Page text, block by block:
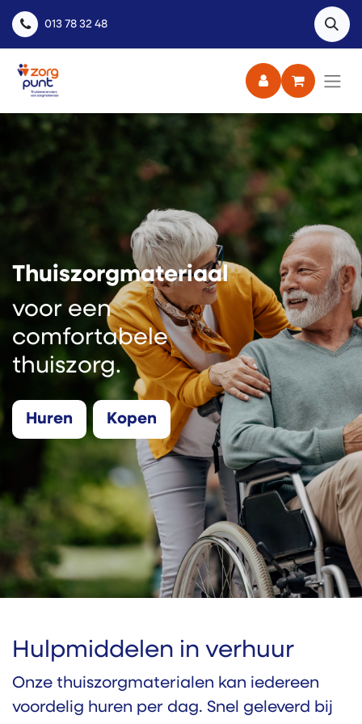
013 78 32 48
Thuiszorgmateriaal
voor een
comfortabele
thuiszorg.
Hure​​​​​​n Kopen
Hulpmiddelen in verhuur
Onze thuiszorgmaterialen kan iedereen
voordelig huren per dag. Snel geleverd bij